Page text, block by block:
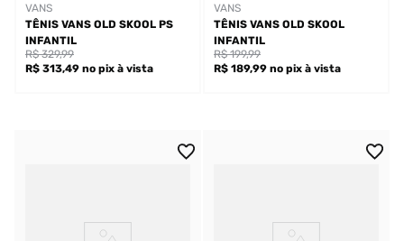
VANS
TÊNIS VANS OLD SKOOL PS
INFANTIL
R$ 313,49 no pix à vista
R$ 329,99
VANS
TÊNIS VANS OLD SKOOL
INFANTIL
R$ 189,99 no pix à vista
R$ 199,99